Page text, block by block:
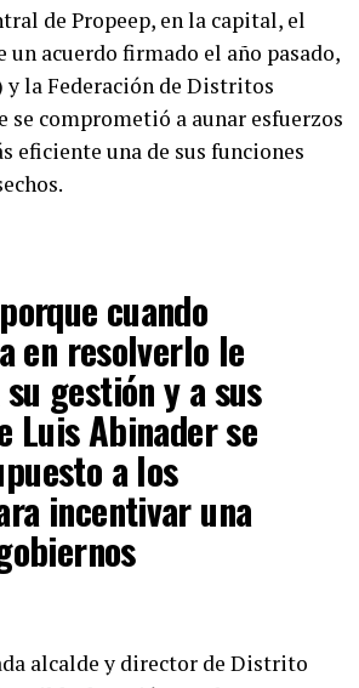
de Propeep, en la capital, el
acuerdo firmado el año pasado,
la Federación de Distritos
comprometió a aunar esfuerzos
eficiente una de sus funciones
cuando
en resolverlo le
gestión y a sus
Luis Abinader se
a los
incentivar una
alcalde y director de Distrito